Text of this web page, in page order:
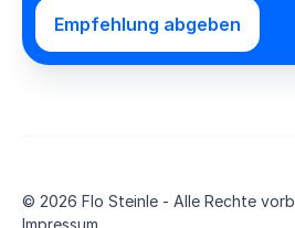
Empfehlung abgeben
© 2026 Flo Steinle - Alle Rechte